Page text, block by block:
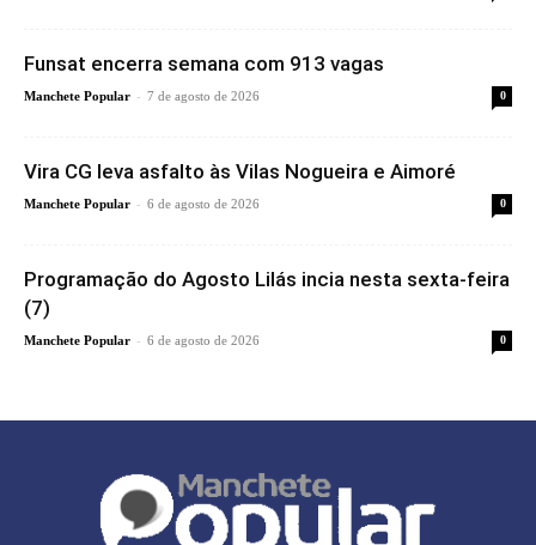
Funsat encerra semana com 913 vagas
Manchete Popular - 7 de agosto de 2026 0
Vira CG leva asfalto às Vilas Nogueira e Aimoré
Manchete Popular - 6 de agosto de 2026 0
Programação do Agosto Lilás incia nesta sexta-feira
(7)
Manchete Popular - 6 de agosto de 2026 0